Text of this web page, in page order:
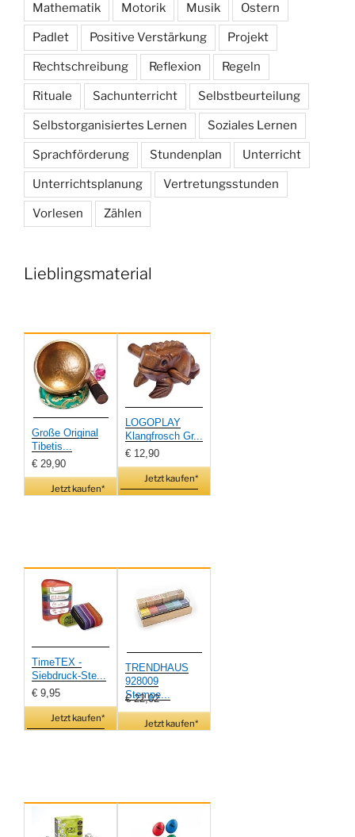
Mathematik Motorik Musik Ostern
Padlet Positive Verstärkung Projekt
Rechtschreibung Reflexion Regeln
Rituale Sachunterricht Selbstbeurteilung
Selbstorganisiertes Lernen Soziales Lernen
Sprachförderung Stundenplan Unterricht
Unterrichtsplanung Vertretungsstunden
Vorlesen Zählen
Lieblingsmaterial
Große Original
Tibetis...
€ 29,90
Jetzt kaufen*
LOGOPLAY
Klangfrosch Gr...
€ 12,90
Jetzt kaufen*
TimeTEX -
Siebdruck-Ste...
€ 9,95
Jetzt kaufen*
TRENDHAUS
928009
Stempe...
€ 22,02
Jetzt kaufen*